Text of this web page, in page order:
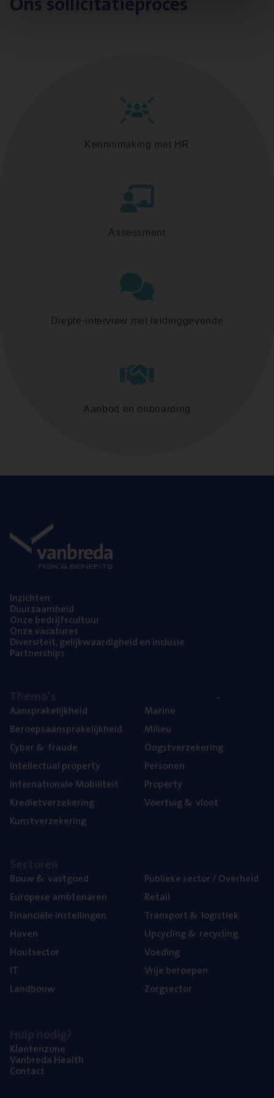
Kennismaking met HR
Assessment
Diepte-interview met leidinggevende
Aanbod en onboarding
Inzich­ten
Duur­zaam­heid
Onze bedrijfs­cul­tuur
Onze vaca­tu­res
Diver­si­teit, gelijk­waar­dig­heid en inclusie
Part­ner­ships
Aan­spra­ke­lijk­heid
Beroeps­aan­spra­ke­lijk­heid
Cyber& fraude
Intel­lec­tu­al property
Inter­na­ti­o­na­le Mobiliteit
Kre­diet­ver­ze­ke­ring
Kunst­ver­ze­ke­ring
Mari­ne
Mili­eu
Oogst­ver­ze­ke­ring
Per­so­nen
Pro­per­ty
Voer­tuig& vloot
Bouw& vastgoed
Euro­pe­se ambtenaren
Finan­ci­ë­le instellingen
Haven
Hout­sec­tor
IT
Land­bouw
Publie­ke sec­tor / Overheid
Retail
Trans­port& logistiek
Upcy­cling& recycling
Voe­ding
Vrije beroe­pen
Zorg­sec­tor
Klan­ten­zo­ne
Van­b­re­da Health
Con­tact